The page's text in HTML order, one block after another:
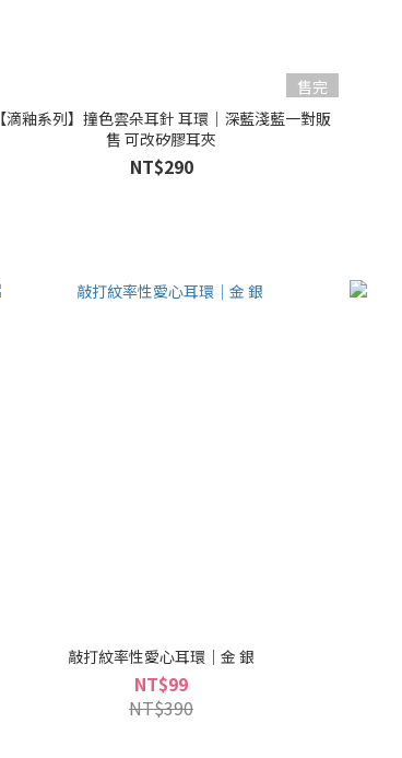
售完
【滴釉系列】撞色雲朵耳針 耳環｜深藍淺藍一對販
售 可改矽膠耳夾
NT$290
敲打紋率性愛心耳環｜金 銀
NT$99
NT$390